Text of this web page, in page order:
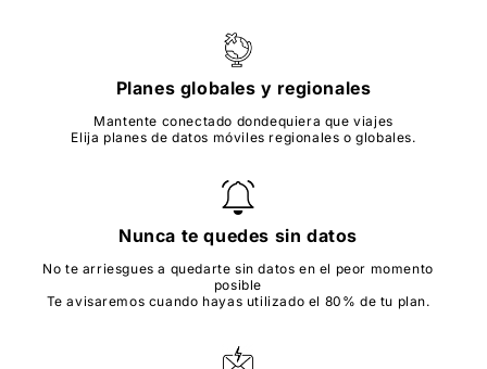
Planes globales y regionales
Mantente conectado dondequiera que viajes
Elija planes de datos móviles regionales o globales.
Nunca te quedes sin datos
No te arriesgues a quedarte sin datos en el peor momento
posible
Te avisaremos cuando hayas utilizado el 80% de tu plan.